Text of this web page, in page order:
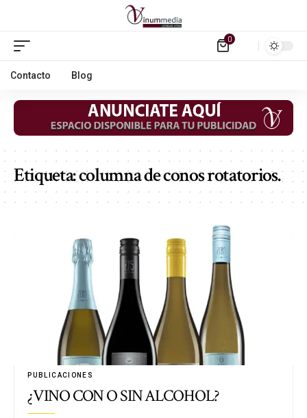
0
Contacto Blog
Etiqueta:columna de conos rotatorios.
PUBLICACIONES
¿VINO CON O SIN ALCOHOL?